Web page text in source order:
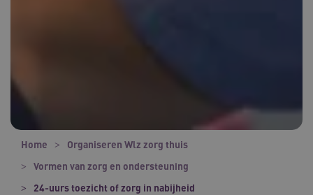
Home
Organiseren Wlz zorg thuis
Vormen van zorg en ondersteuning
24-uurs toezicht of zorg in nabijheid